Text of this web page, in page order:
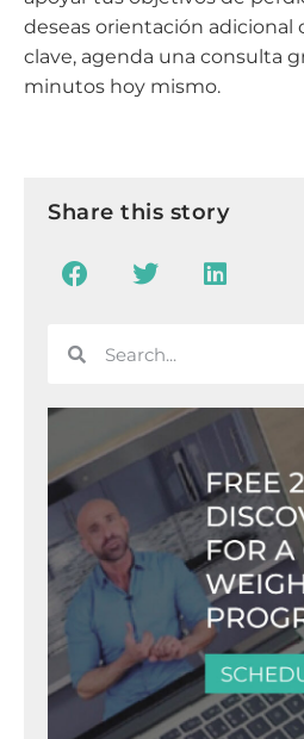
deseas orientación adicional
clave, agenda una consulta
minutos hoy mismo.
Share this story